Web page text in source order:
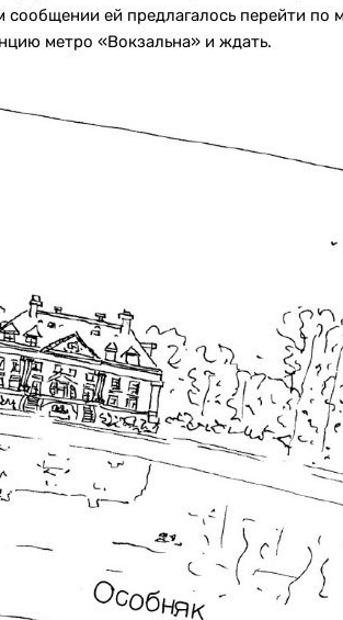
ей предлагалось перейти по
метро «Вокзальна» и ждать.